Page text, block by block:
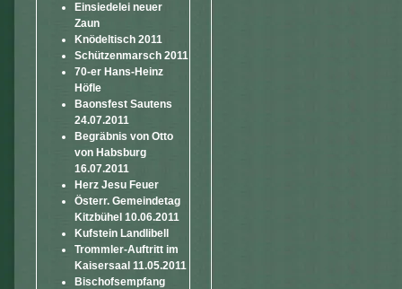
Einsiedelei neuer
Zaun
Knödeltisch 2011
Schützenmarsch 2011
70-er Hans-Heinz
Höfle
Baonsfest Sautens
24.07.2011
Begräbnis von Otto
von Habsburg
16.07.2011
Herz Jesu Feuer
Österr. Gemeindetag
Kitzbühel 10.06.2011
Kufstein Landlibell
Trommler-Auftritt im
Kaisersaal 11.05.2011
Bischofsempfang